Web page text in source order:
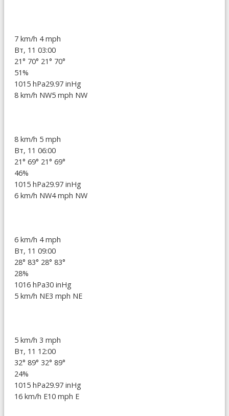
7 km/h 4 mph
Вт, 11 03:00
21° 70° 21° 70°
51%
1015 hPa29.97 inHg
8 km/h NW5 mph NW
8 km/h 5 mph
Вт, 11 06:00
21° 69° 21° 69°
46%
1015 hPa29.97 inHg
6 km/h NW4 mph NW
6 km/h 4 mph
Вт, 11 09:00
28° 83° 28° 83°
28%
1016 hPa30 inHg
5 km/h NE3 mph NE
5 km/h 3 mph
Вт, 11 12:00
32° 89° 32° 89°
24%
1015 hPa29.97 inHg
16 km/h E10 mph E